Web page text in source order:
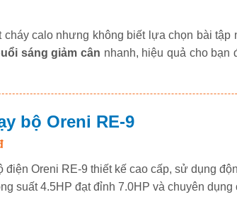
calo nhưng không biết lựa chọn bài tập
sáng giảm cân nhanh, hiệu quả cho bạn
bộ Oreni RE-9
điện Oreni RE-9 thiết kế cao cấp, sử dụng
suất 4.5HP đạt đỉnh 7.0HP và chuyên dụng